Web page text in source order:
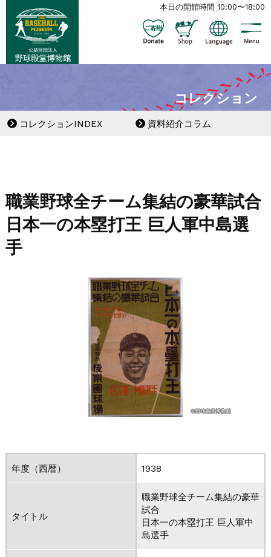
本日の開館時間 10:00〜18:00
コレクション
コレクションINDEX 資料紹介コラム
職業野球全チーム集結の豪華試合
日本一の本塁打王 巨人軍中島選
手
年度（西暦） 1938
タイトル
職業野球全チーム集結の豪華
試合
日本一の本塁打王 巨人軍中
島選手